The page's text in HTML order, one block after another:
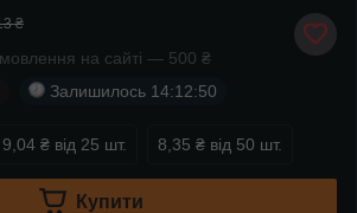
₴
на сайті — 500 ₴
Залишилось 14:12:49
9,04 ₴ від 25 шт. 8,35 ₴ від 50 шт.
Купити